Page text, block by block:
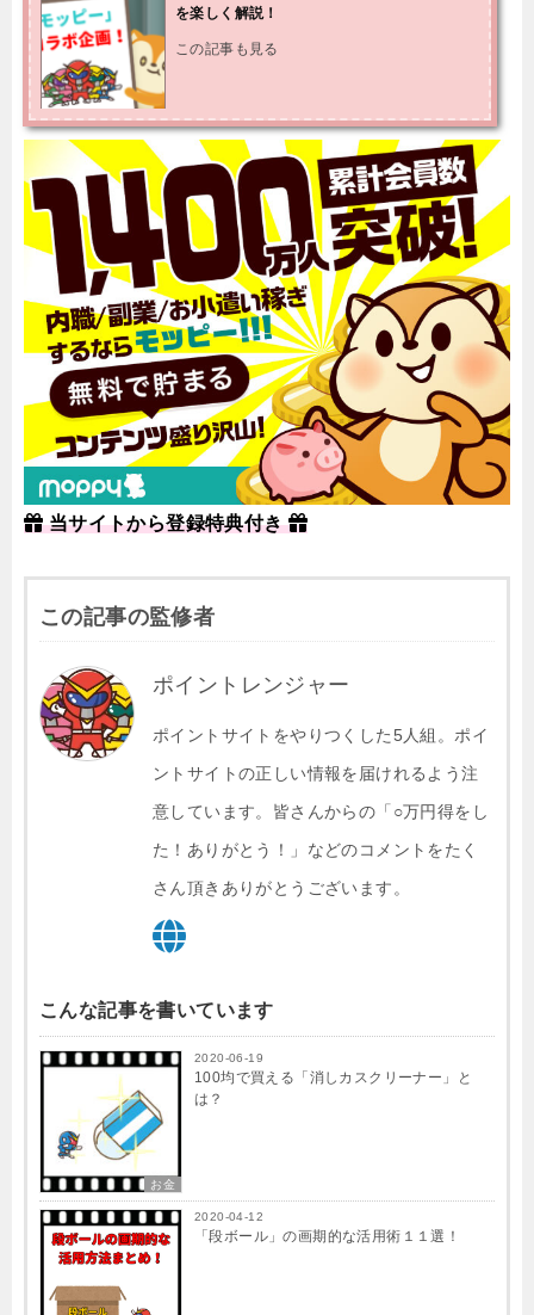
を楽しく解説！
この記事も見る
当サイトから登録特典付き
この記事の監修者
ポイントレンジャー
ポイントサイトをやりつくした5人組。ポイ
ントサイトの正しい情報を届けれるよう注
意しています。皆さんからの「○万円得をし
た！ありがとう！」などのコメントをたく
さん頂きありがとうございます。
こんな記事を書いています
お金
2020-06-19
100均で買える「消しカスクリーナー」と
は？
2020-04-12
「段ボール」の画期的な活用術１１選！